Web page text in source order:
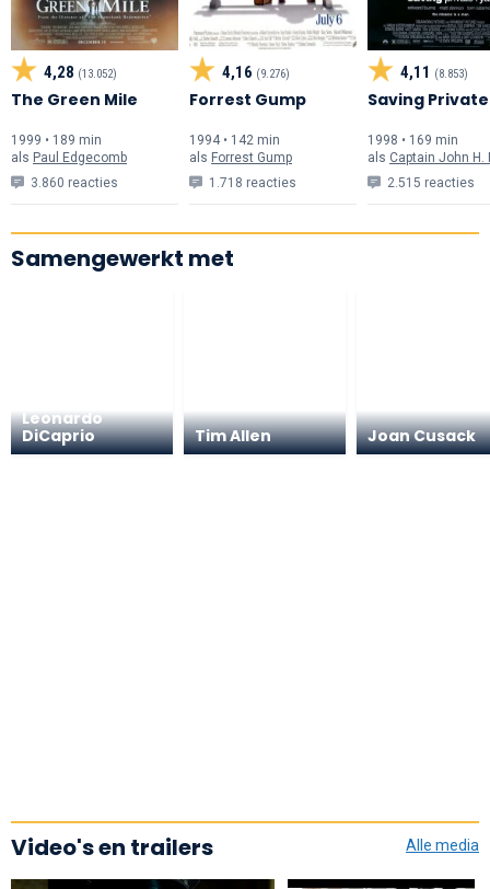
4,28 (13.052)
The Green Mile
1999 • 189 min
als Paul Edgecomb
3.860 reacties
4,16 (9.276)
Forrest Gump
1994 • 142 min
als Forrest Gump
1.718 reacties
4,11 (8.853)
Saving
1998 • 169 min
als Captain John H.
2.515 reacties
Samengewerkt met
Leonardo
DiCaprio
Tim Allen Joan Cusack
Video's en trailers Alle media